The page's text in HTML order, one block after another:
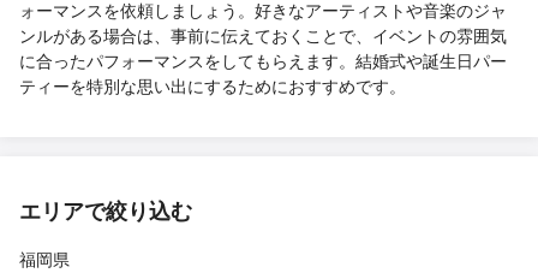
ォーマンスを依頼しましょう。好きなアーティストや音楽のジャ
ンルがある場合は、事前に伝えておくことで、イベントの雰囲気
に合ったパフォーマンスをしてもらえます。結婚式や誕生日パー
ティーを特別な思い出にするためにおすすめです。
エリアで絞り込む
福岡県